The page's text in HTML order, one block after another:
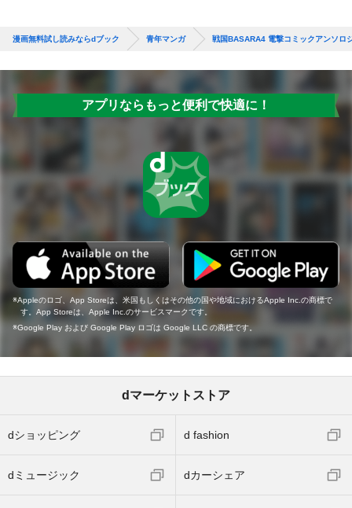
漫画無料試し読みならdブック 青年マンガ 戦国BASARA4 電撃コミックアンソロ
アプリならもっと便利で快適に！
Appleのロゴ、App Storeは、米国もしくはその他の国や地域におけるApple Inc.の商標で
す。App Storeは、Apple Inc.のサービスマークです。
Google Play および Google Play ロゴは Google LLC の商標です。
dマーケットストア
dショッピング d fashion
dミュージック dカーシェア